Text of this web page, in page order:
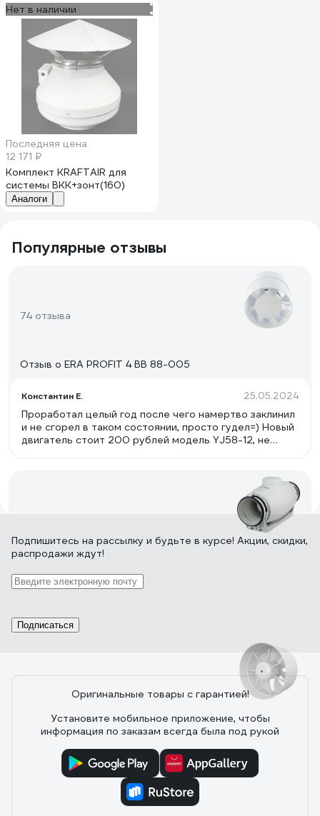
Нет в наличии
Последняя цена
12 171 ₽
Комплект KRAFTAIR для
системы ВКК+зонт(160)
Аналоги
Популярные отзывы
74 отзыва
Отзыв о ERA PROFIT 4 ВВ 88-005
Константин Е. 25.05.2024
Проработал целый год после чего намертво заклинил
и не сгорел в таком состоянии, просто гудел=) Новый
двигатель стоит 200 рублей модель YJ58-12, не
Отзыв о ERA PROFIT 5 86-384
17.04.2024
Неплохой вариант. Для подсоединения труб надо
купить соединитель типа 16203581. Тихий. Легко
Подпишитесь на рассылку и будьте в курсе! Акции, скидки,
распродажи ждут!
Подписаться
Оригинальные товары с гарантией!
Установите мобильное приложение, чтобы
информация по заказам всегда была под рукой